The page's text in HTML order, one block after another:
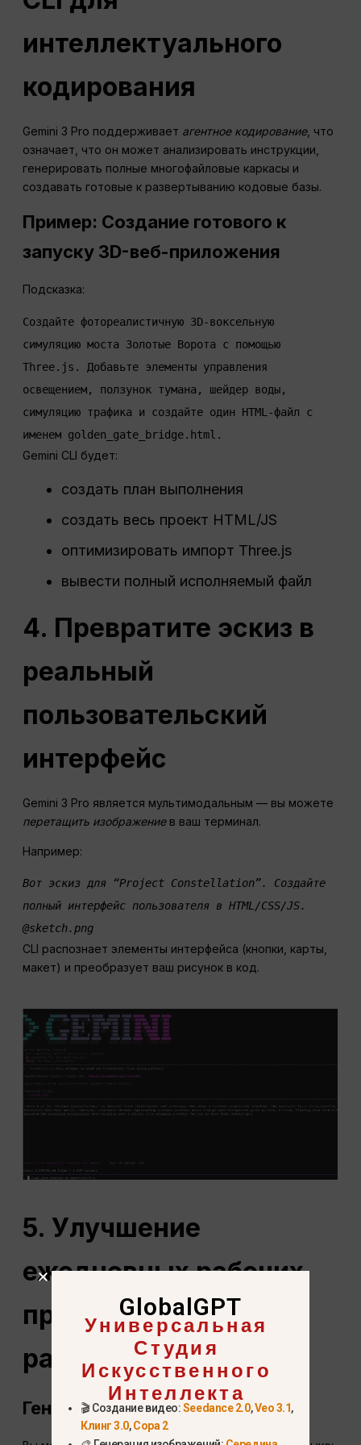
интеллектуального
кодирования
Gemini 3 Pro поддерживает агентное кодирование, что
означает, что он может анализировать инструкции,
генерировать полные многофайловые каркасы и
создавать готовые к развертыванию кодовые базы.
Пример: Создание готового к
запуску 3D-веб-приложения
Подсказка:
Создайте фотореалистичную 3D-воксельную
симуляцию моста Золотые Ворота с помощью
Three.js. Добавьте элементы управления
освещением, ползунок тумана, шейдер воды,
симуляцию трафика и создайте один HTML-файл с
Gemini CLI будет:
создать план выполнения
создать весь проект HTML/JS
оптимизировать импорт Three.js
вывести полный исполняемый файл
4. Превратите эскиз в
реальный
пользовательский
интерфейс
Gemini 3 Pro является мультимодальным — вы можете
перетащить изображениев ваш терминал.
Например:
Вот эскиз для “Project Constellation”. Создайте
полный интерфейс пользователя в HTML/CSS/JS.
@sketch.png
CLI распознает элементы интерфейса (кнопки, карты,
макет) и преобразует ваш рисунок в код.
5. Улучшение
ежедневных рабочих
процессов
разработчиков
Генерация команд оболочки
GlobalGPT
Универсальная
Студия
Искусственного
Интеллекта
🎬 Создание видео:Seedance 2.0,Veo 3.1,
Клинг 3.0,Сора 2